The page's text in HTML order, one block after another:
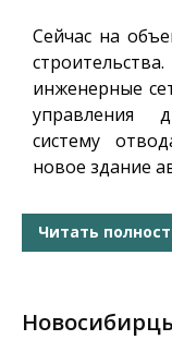
Сейчас на
инженерные
управления
систему
новое здание
Читать